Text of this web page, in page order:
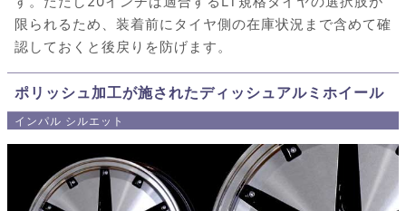
限られるため、装着前にタイヤ側の在庫状況まで含めて確
認しておくと後戻りを防げます。
ポリッシュ加工が施されたディッシュアルミホイール
インパル シルエット